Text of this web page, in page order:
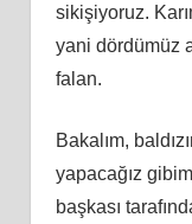
sikişiyoruz.
yani dördümüz
falan.
Bakalım,
yapacağız
başkası